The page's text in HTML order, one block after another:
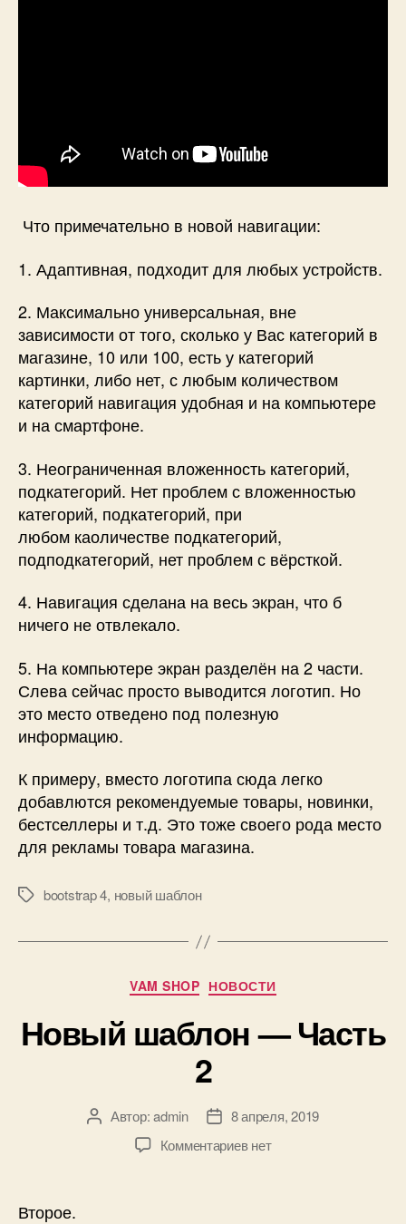
Что примечательно в новой навигации:
1. Адаптивная, подходит для любых устройств.
2. Максимально универсальная, вне
зависимости от того, сколько у Вас категорий в
магазине, 10 или 100, есть у категорий
картинки, либо нет, с любым количеством
категорий навигация удобная и на компьютере
и на смартфоне.
3. Неограниченная вложенность категорий,
подкатегорий. Нет проблем с вложенностью
категорий, подкатегорий, при
любом каоличестве подкатегорий,
подподкатегорий, нет проблем с вёрсткой.
4. Навигация сделана на весь экран, что б
ничего не отвлекало.
5. На компьютере экран разделён на 2 части.
Слева сейчас просто выводится логотип. Но
это место отведено под полезную
информацию.
К примеру, вместо логотипа сюда легко
добавлются рекомендуемые товары, новинки,
бестселлеры и т.д. Это тоже своего рода место
для рекламы товара магазина.
Меткиbootstrap 4, новый шаблон
Рубрики
VAM SHOP НОВОСТИ
Новый шаблон — Часть
2
АвторАвтор:admin
Дата8 апреля, 2019
Комментариевк
нет
Второе.